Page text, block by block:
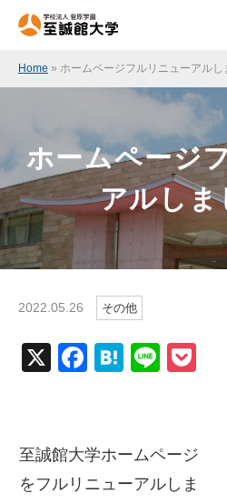
Home » ホームページフルリニューアルし
ホームページ
アルしま
2022.05.26 その他
X Facebook
Hatena
Line
至誠館大学ホームページ
をフルリニューアルしま